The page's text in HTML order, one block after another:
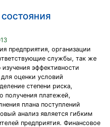
предприятия, организации
службы, так же
эффективности
оценки условий
степени риска,
получения платежей,
плана поступлений
анализ является гибким
предприятия. Финансовое